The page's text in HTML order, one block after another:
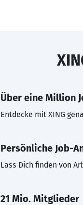
Über eine Million
Entdecke mit XING
Persönliche Job-
Lass Dich finden von
21 Mio. Mitglieder